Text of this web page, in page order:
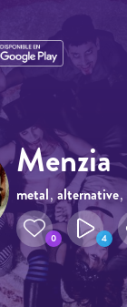
Menzia
metal, alternative,
metal
0 4